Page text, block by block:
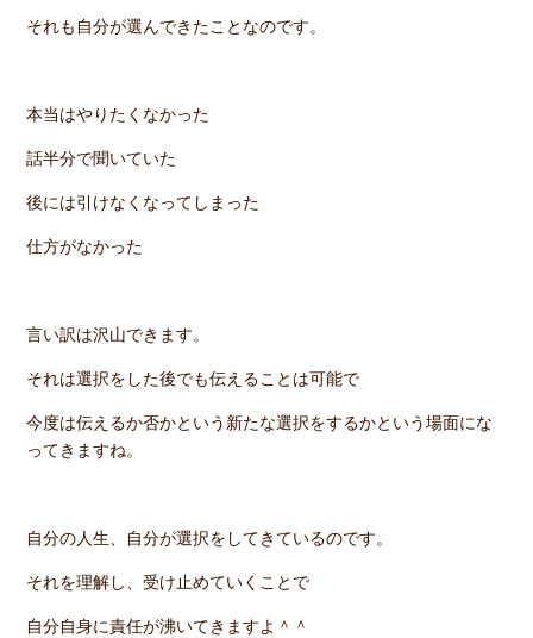
それも自分が選んできたことなのです。
本当はやりたくなかった
話半分で聞いていた
後には引けなくなってしまった
仕方がなかった
言い訳は沢山できます。
それは選択をした後でも伝えることは可能で
今度は伝えるか否かという新たな選択をするかという場面にな
ってきますね。
自分の人生、自分が選択をしてきているのです。
それを理解し、受け止めていくことで
自分自身に責任が沸いてきますよ＾＾